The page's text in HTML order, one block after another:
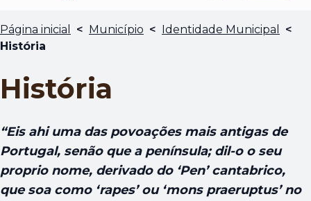
Página inicial < Município < Identidade Municipal
<
História
História
“Eis ahi uma das povoações mais antigas de
Portugal, senão que a península; dil-o o seu
proprio nome, derivado do ‘Pen’ cantabrico,
que soa como ‘rapes’ ou ‘mons praeruptus’ no